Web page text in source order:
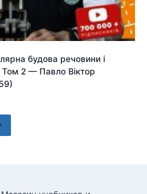
будова речовини і
Том 2 — Павло Віктор